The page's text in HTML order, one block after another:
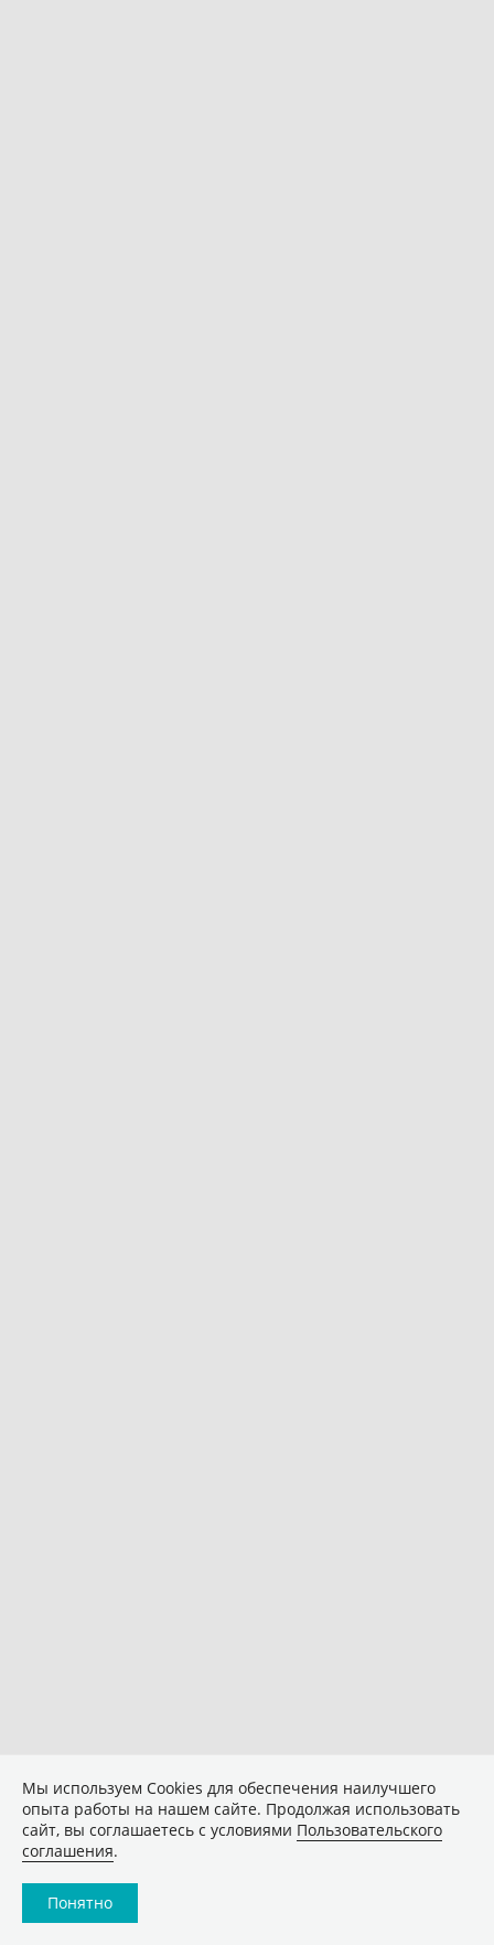
Мы используем Сookies для обеспечения наилучшего
опыта работы на нашем сайте. Продолжая использовать
сайт, вы соглашаетесь с условиями Пользовательского
соглашения.
Понятно